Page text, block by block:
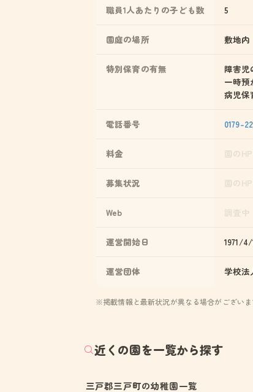
職員1人あたりの子ども数 5
園庭の場所 敷地内
特別保育の有無
障害児
一時預
病児保
電話番号 0179-
料金
募集状況
Web
運営開始日 1971/4/
運営団体 学校法
※掲載情報と最新状況が異なる場合がござい
近くの園を一覧から探す
三戸郡三戸町の幼稚園一覧